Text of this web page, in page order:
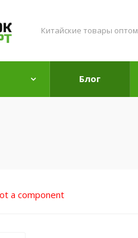
Китайские товары оптом
Блог
a component